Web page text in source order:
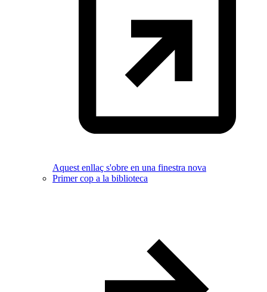
Aquest enllaç s'obre en una finestra nova
Primer cop a la biblioteca